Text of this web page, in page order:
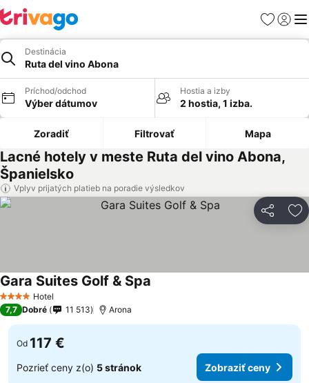
Obľúbené
Destinácia
Ruta del vino Abona
Príchod/odchod
Výber dátumov
Hostia a izby
2 hostia, 1 izba.
Zoradiť Filtrovať Mapa
Lacné hotely v meste Ruta del vino Abona,
Španielsko
Vplyv prijatých platieb na poradie výsledkov
Zdieľať
4 Počet hviezdičiek
Hotel
Gara Suites Golf & Spa
7,7 Dobré 11 513 Arona
Od 117 €
Pozrieť ceny z(o) 5 stránok Zobraziť ceny